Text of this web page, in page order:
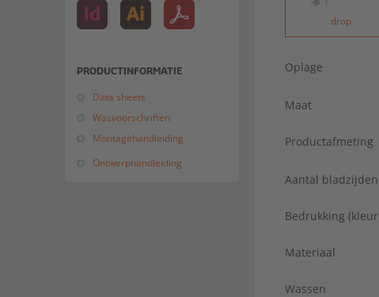
PRODUCTINFORMATIE
Data sheets
Wasvoorschriften
Montagehandleiding
Ontwerphandleiding
drop
Oplage
Maat
Productafmeting
Aantal bladzijden
Bedrukking
Materiaal
Wassen